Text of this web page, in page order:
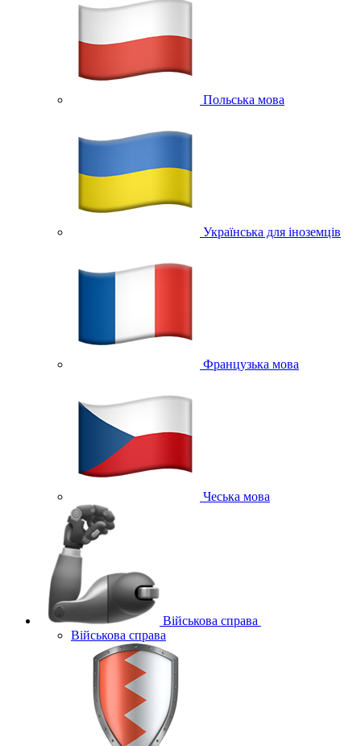
Польська мова
Українська для іноземців
Французька мова
Чеська мова
Військова справа
Військова справа